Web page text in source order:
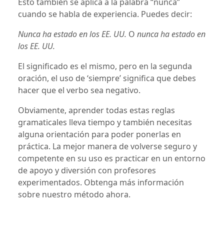
cuando se habla de experiencia. Puedes decir:
Nunca ha estado en los EE. UU. O nunca ha estado en
los EE. UU.
El significado es el mismo, pero en la segunda
oración, el uso de ‘siempre’ significa que debes
hacer que el verbo sea negativo.
Obviamente, aprender todas estas reglas
gramaticales lleva tiempo y también necesitas
alguna orientación para poder ponerlas en
práctica. La mejor manera de volverse seguro y
competente en su uso es practicar en un entorno
de apoyo y diversión con profesores
experimentados. Obtenga más información
sobre nuestro método ahora.